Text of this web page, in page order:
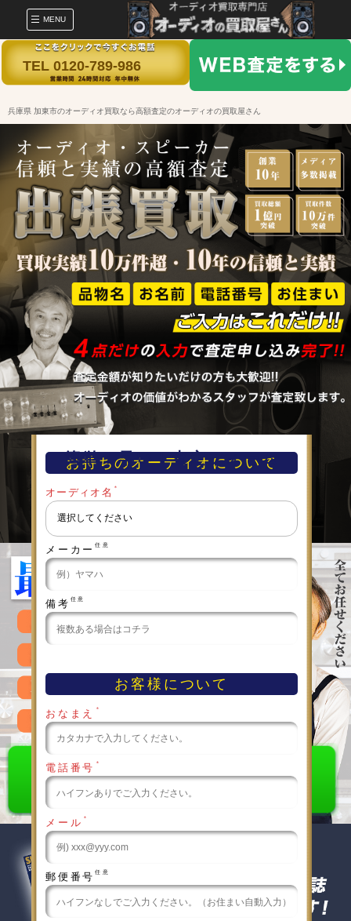
MENU
TEL 0120-789-986
兵庫県 加東市のオーディオ買取なら高額査定のオーディオの買取屋さん
簡単！早い！査定フォーム
お持ちのオーディオについて
オーディオ名 ＊
メーカー 任意
備考 任意
お客様について
おなまえ ＊
電話番号 ＊
メール ＊
郵便番号 任意
0120-789-986